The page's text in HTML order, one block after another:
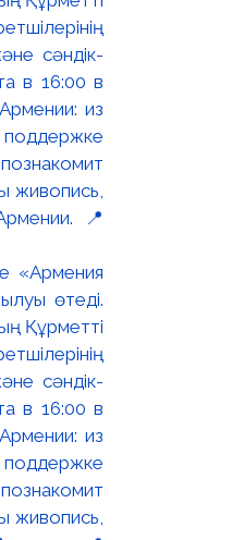
«Армения
өтеді.
Құрметті
сәндік-
в 16:00 в
из
поддержке
живопись,